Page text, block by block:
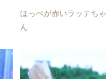
ほっぺが赤いラッテちゃ
ん